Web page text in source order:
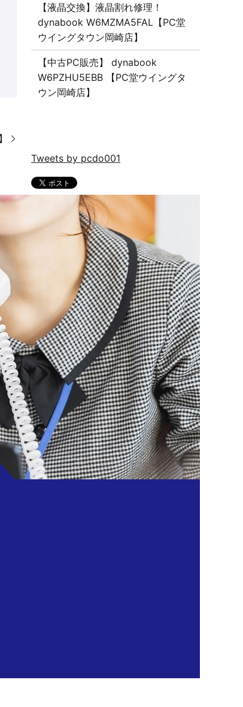
【液晶交換】液晶割れ修理！
dynabook W6MZMA5FAL【PC堂
ウイングタウン岡崎店】
【中古PC販売】 dynabook
W6PZHU5EBB 【PC堂ウイングタ
ウン岡崎店】
Tweets by pcdo001